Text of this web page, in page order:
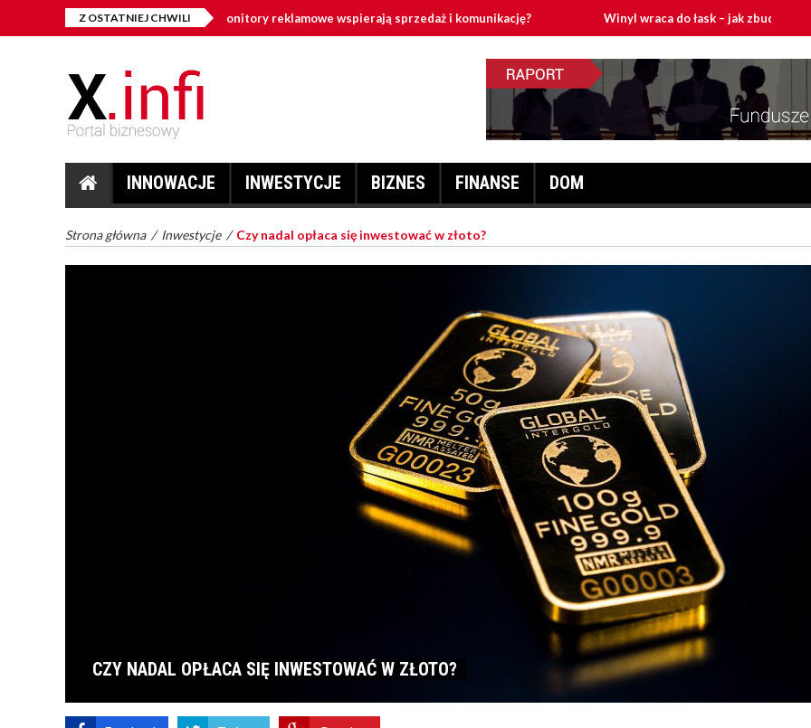
Z OSTATNIEJ CHWILI
signage w firmie – jak monitory reklamowe wspierają sprzedaż i komunikację? Winyl wraca do łask – jak zbudować domowy
INNOWACJE INWESTYCJE BIZNES FINANSE DOM
Strona główna / Inwestycje / Czy nadal opłaca się inwestować w złoto?
CZY NADAL OPŁACA SIĘ INWESTOWAĆ W ZŁOTO?